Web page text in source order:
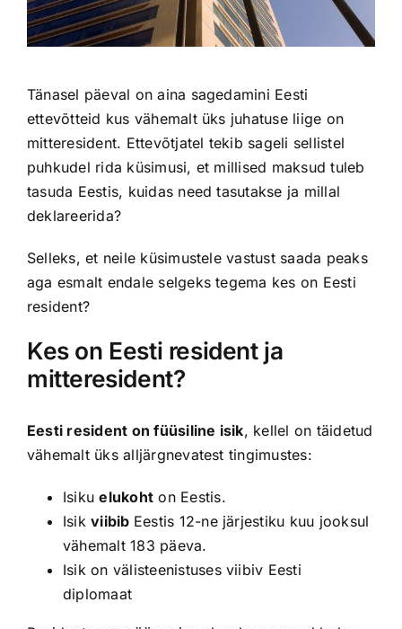
Tänasel päeval on aina sagedamini Eesti
ettevõtteid kus vähemalt üks juhatuse liige on
mitteresident. Ettevõtjatel tekib sageli sellistel
puhkudel rida küsimusi, et millised maksud tuleb
tasuda Eestis, kuidas need tasutakse ja millal
deklareerida?
Selleks, et neile küsimustele vastust saada peaks
aga esmalt endale selgeks tegema kes on Eesti
resident?
Kes on Eesti resident ja
mitteresident?
Eesti resident on füüsiline isik, kellel on täidetud
vähemalt üks alljärgnevatest tingimustes:
Isikuelukoht on Eestis.
Isikviibib Eestis 12-ne järjestiku kuu jooksul
vähemalt 183 päeva.
Isik on välisteenistuses viibiv Eesti
diplomaat